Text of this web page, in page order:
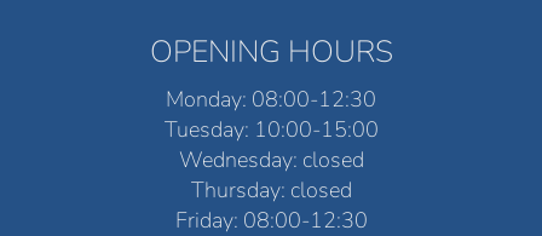
OPENING HOURS
Monday: 08:00-12:30
Tuesday: 10:00-15:00
Wednesday: closed
Thursday: closed
Friday: 08:00-12:30